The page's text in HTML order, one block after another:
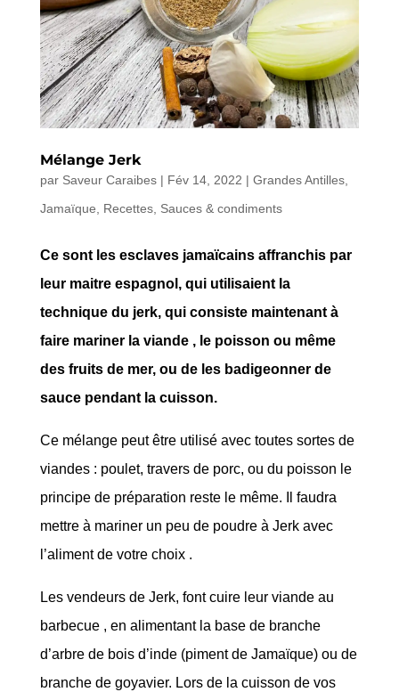
Mélange Jerk
par Saveur Caraibes| Fév 14, 2022 | Grandes Antilles,
Jamaïque, Recettes, Sauces & condiments
Ce sont les esclaves jamaïcains affranchis par
leur maitre espagnol, qui utilisaient la
technique du jerk, qui consiste maintenant à
faire mariner la viande , le poisson ou même
des fruits de mer, ou de les badigeonner de
sauce pendant la cuisson.
Ce mélange peut être utilisé avec toutes sortes de
viandes : poulet, travers de porc, ou du poisson le
principe de préparation reste le même. Il faudra
mettre à mariner un peu de poudre à Jerk avec
l’aliment de votre choix .
Les vendeurs de Jerk, font cuire leur viande au
barbecue , en alimentant la base de branche
d’arbre de bois d’inde (piment de Jamaïque) ou de
branche de goyavier. Lors de la cuisson de vos